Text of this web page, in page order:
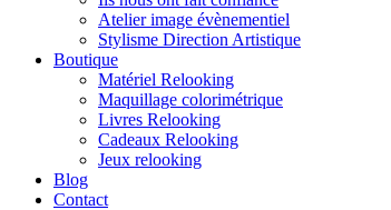
Atelier image évènementiel
Stylisme Direction Artistique
Boutique
Matériel Relooking
Maquillage colorimétrique
Livres Relooking
Cadeaux Relooking
Jeux relooking
Blog
Contact